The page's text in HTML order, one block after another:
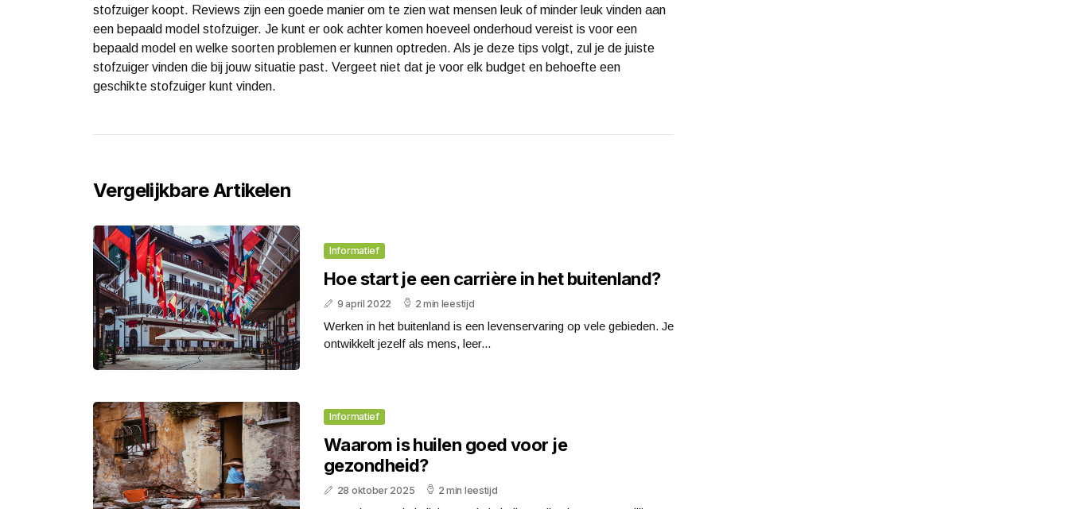
stofzuiger koopt. Reviews zijn een goede manier om te zien wat mensen leuk of minder leuk vinden aan
een bepaald model stofzuiger. Je kunt er ook achter komen hoeveel onderhoud vereist is voor een
bepaald model en welke soorten problemen er kunnen optreden. Als je deze tips volgt, zul je de juiste
stofzuiger vinden die bij jouw situatie past. Vergeet niet dat je voor elk budget en behoefte een
geschikte stofzuiger kunt vinden.
Vergelijkbare Artikelen
Informatief
Hoe start je een carrière in het buitenland?
9 april 2022 2 min leestijd
Werken in het buitenland is een levenservaring op vele gebieden. Je
ontwikkelt jezelf als mens, leer...
Informatief
Waarom is huilen goed voor je
gezondheid?
28 oktober 2025 2 min leestijd